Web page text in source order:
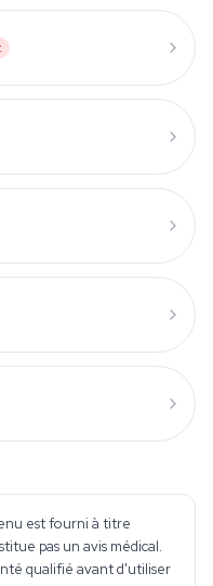
est fourni à titre
pas un avis médical.
qualifié avant d'utiliser